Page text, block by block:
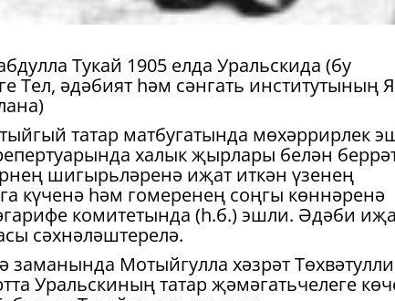
Тукай 1905 елда Уральскида (бу
Тел, әдәбият һәм сәнгать институтының
татар матбугатында мөхәррирлек
халык җырлары белән
шигырьләренә иҗат иткән үзенең
күченә һәм гомеренең соңгы көннәренә
комитетында (һ.б.) эшли. Әдәби
сәхнәләштерелә.
заманында Мотыйгулла хәзрәт
Уральскиның татар җәмәгатьчелеге